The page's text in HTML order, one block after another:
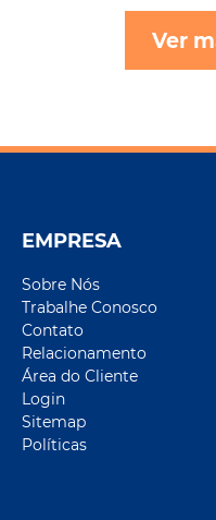
Ver
EMPRESA
Sobre Nós
Trabalhe Conosco
Contato
Relacionamento
Área do Cliente
Login
Sitemap
Políticas